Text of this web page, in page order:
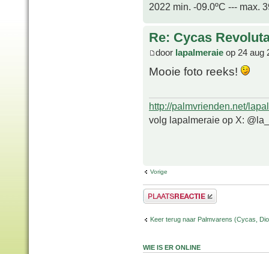
2022 min. -09.0ºC --- max.
Re: Cycas
door lapalmeraie op 24 aug
Mooie foto reeks!
http://palmvrienden.net/
volg lapalmeraie op X:
Vorige
Plaats een reactie
Keer terug naar Palmvarens (Cycas,
WIE IS ER ONLINE